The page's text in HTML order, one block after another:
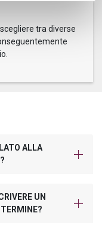
tra diverse
ALLA
UN